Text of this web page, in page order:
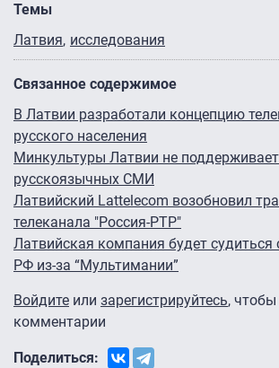
Темы
Латвия исследования
Связанное содержимое
В Латвии разработали концепцию
русского населения
Минкультуры Латвии не
русскоязычных СМИ
Латвийский Lattelecom возобновил
телеканала "Россия-РТР"
Латвийская компания будет судиться
РФ из-за “Мультимании”
Войдите или зарегистрируйтесь, чтобы
комментарии
Поделиться: